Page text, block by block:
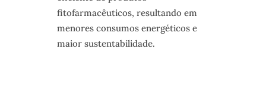
fitofarmacêuticos, resultando em
menores consumos energéticos e
maior sustentabilidade.